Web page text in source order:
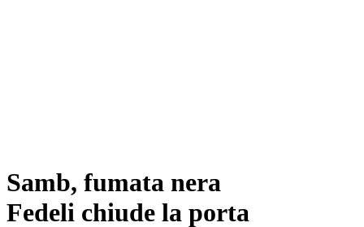
Samb, fumata nera
Fedeli chiude la porta